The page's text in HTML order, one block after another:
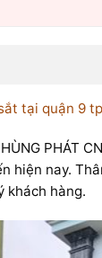
tại quận 9
HÙNG PHÁT
hiện nay.
khách hàng.